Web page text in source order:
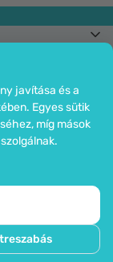
javítása és a
Egyes sütik
míg mások
védelme